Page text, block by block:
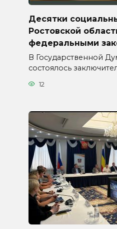
Десятки
Ростовской
федеральными
В Государственной
состоялось
12